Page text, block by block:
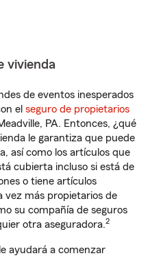
vivienda
de eventos inesperados
el seguro de propietarios
PA. Entonces, ¿qué
le garantiza que puede
así como los artículos que
cubierta incluso si está de
o tiene artículos
vez más propietarios de
su compañía de seguros
otra aseguradora.2
ayudará a comenzar